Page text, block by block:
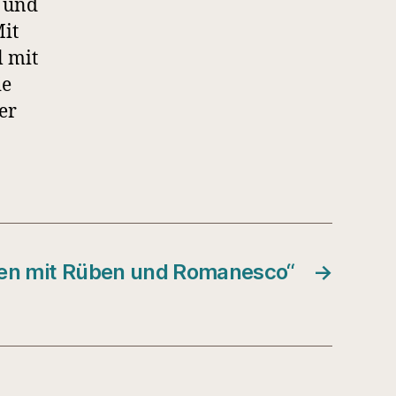
mit
→
mit Rüben und Romanesco“